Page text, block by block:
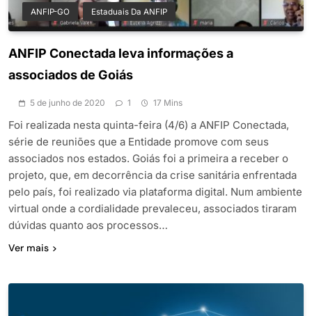
ANFIP-GO Estaduais Da ANFIP
ANFIP Conectada leva informações a
associados de Goiás
5 de junho de 2020 1 17 Mins
Foi realizada nesta quinta-feira (4/6) a ANFIP Conectada,
série de reuniões que a Entidade promove com seus
associados nos estados. Goiás foi a primeira a receber o
projeto, que, em decorrência da crise sanitária enfrentada
pelo país, foi realizado via plataforma digital. Num ambiente
virtual onde a cordialidade prevaleceu, associados tiraram
dúvidas quanto aos processos…
Ver mais